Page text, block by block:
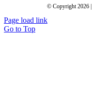
© Copyright 2026 |
Page load link
Go to Top